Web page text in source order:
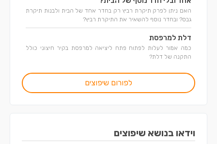
האם ניתן לפרק תיקרת רביץ רק בחדר אחד של הבית ולבנות תיקרת
גבס? ובחדר נוסף להשאיר את התיקרת רביץ?
דלת למרפסת
כמה אמור לעלות לפתוח פתח ליציאה למרפסת בקיר חיצוני כולל
התקנה של דלת?
לפורום שיפוצים
וידאו בנושא שיפוצים